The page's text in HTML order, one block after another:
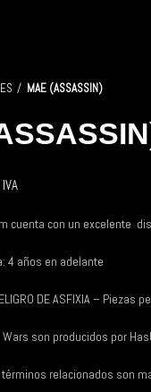
MAE (ASSASSIN)
cuenta con un excelente
4 años en adelante
DE ASFIXIA –
son producidos por
relacionados son